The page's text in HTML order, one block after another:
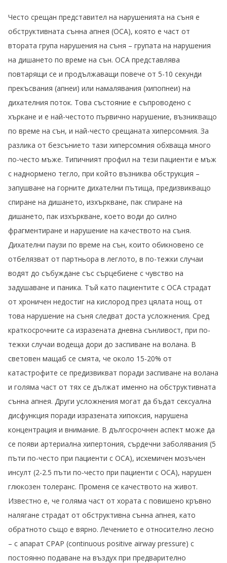
Често срещан представител на нарушенията на съня е
обструктивната сънна апнея (ОСА), която е част от
втората група нарушения на съня – групата на нарушения
на дишането по време на сън. ОСА представлява
повтарящи се и продължаващи повече от 5-10 секунди
прекъсвания (апнеи) или намалявания (хипопнеи) на
дихателния поток. Това състояние е съпроводено с
хъркане и е най-честото първично нарушение, възникващо
по време на сън, и най-често срещаната хиперсомния. За
разлика от безсънието тази хиперсомния обхваща много
по-често мъже. Типичният профил на тези пациенти е мъж
с наднормено тегло, при който възниква обструкция –
запушване на горните дихателни пътища, предизвикващо
спиране на дишането, изхъркване, пак спиране на
дишането, пак изхъркване, което води до силно
фрагментиране и нарушение на качеството на съня.
Дихателни паузи по време на сън, които обикновено се
отбелязват от партньора в леглото, в по-тежки случаи
водят до събуждане със сърцебиене с чувство на
задушаване и паника. Тъй като пациентите с ОСА страдат
от хроничен недостиг на кислород през цялата нощ, от
това нарушение на съня следват доста усложнения. Сред
краткосрочните са изразената дневна сънливост, при по-
тежки случаи водеща дори до заспиване на волана. В
световен мащаб се смята, че около 15-20% от
катастрофите се предизвикват поради заспиване на волана
и голяма част от тях се дължат именно на обструктивната
сънна апнея. Други усложнения могат да бъдат сексуална
дисфункция поради изразената хипоксия, нарушена
концентрация и внимание. В дългосрочнен аспект може да
се появи артериална хипертония, сърдечни заболявания (5
пъти по-често при пациенти с ОСА), исхемичен мозъчен
инсулт (2-2.5 пъти по-често при пациенти с ОСА), нарушен
глюкозен толеранс. Променя се качеството на живот.
Известно е, че голяма част от хората с повишено кръвно
налягане страдат от обструктивна сънна апнея, като
обратното също е вярно. Лечението е относително лесно
– с апарат СРАР (continuous positive airway pressure) с
постоянно подаване на въздух при предварително